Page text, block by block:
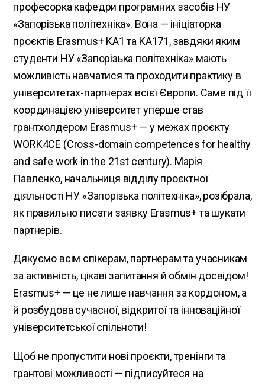
професорка кафедри програмних засобів НУ
«Запорізька політехніка». Вона — ініціаторка
проєктів Erasmus+ KA1 та KA171, завдяки яким
студенти НУ «Запорізька політехніка» мають
можливість навчатися та проходити практику в
університетах-партнерах всієї Європи. Саме під її
координацією університет уперше став
грантхолдером Erasmus+ — у межах проєкту
WORK4CE (Cross-domain competences for healthy
and safe work in the 21st century). Марія
Павленко, начальниця відділу проєктної
діяльності НУ «Запорізька політехніка», розібрала,
як правильно писати заявку Erasmus+ та шукати
партнерів.
Дякуємо всім спікерам, партнерам та учасникам
за активність, цікаві запитання й обмін досвідом!
Erasmus+ — це не лише навчання за кордоном, а
й розбудова сучасної, відкритої та інноваційної
університетської спільноти!
Щоб не пропустити нові проєкти, тренінги та
грантові можливості — підписуйтеся на